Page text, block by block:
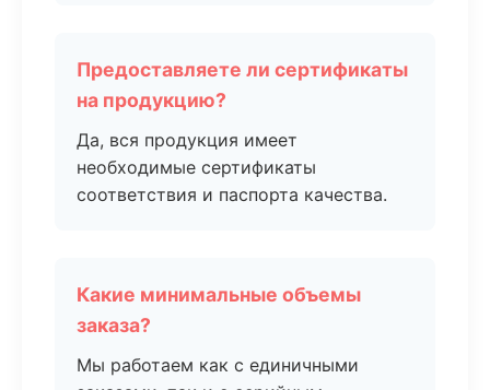
Предоставляете ли сертификаты
на продукцию?
Да, вся продукция имеет
необходимые сертификаты
соответствия и паспорта качества.
Какие минимальные объемы
заказа?
Мы работаем как с единичными